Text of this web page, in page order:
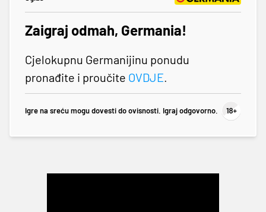
Zaigraj odmah, Germania!
Cjelokupnu Germanijinu ponudu
pronađite i proučite OVDJE.
Igre na sreću mogu dovesti do ovisnosti. Igraj odgovorno.